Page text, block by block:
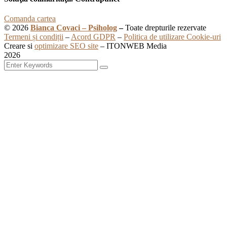
Comanda cartea
© 2026 Bianca Covaci – Psiholog–Toate drepturile rezervate
Termeni și condiții – Acord GDPR – Politica de utilizare Cookie-uri
Creare si optimizare SEO site – ITONWEB Media
2026